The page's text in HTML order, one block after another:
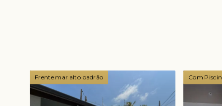
Frente mar alto padrão Com